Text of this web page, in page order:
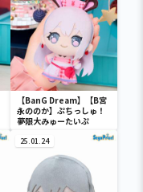
【BanG Dream】【B宮
永ののか】ぷちっしゅ！
夢限大みゅーたいぷ
25.01.24